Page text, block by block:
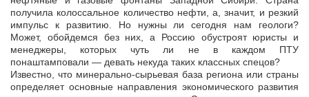
получила колоссальное количество нефти, а, значит, и резкий
импульс к развитию. Но нужны ли сегодня нам геологи?
Может, обойдемся без них, а Россию обустроят юристы и
менеджеры, которых чуть ли не в каждом ПТУ
понаштамповали — девать некуда таких классных спецов?
Известно, что минерально-сырьевая база региона или страны
определяет основные направления экономического развития